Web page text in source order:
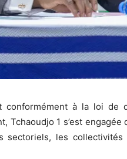
conformément à la loi de
Tchaoudjo 1 s’est
sectoriels, les